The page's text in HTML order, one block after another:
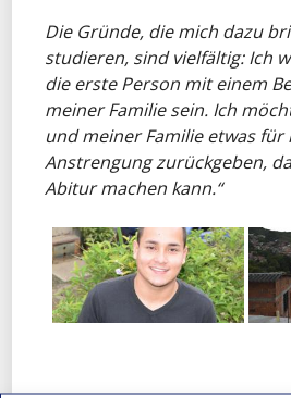
Die Gründe, die mich dazu
studieren, sind vielfältig: Ich
die erste Person mit einem
meiner Familie sein. Ich
und meiner Familie etwas
Anstrengung zurückgeben,
Abitur machen kann.“